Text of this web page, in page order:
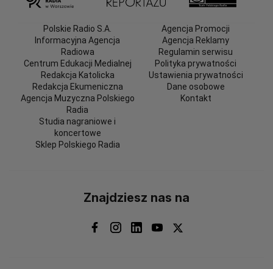
Polskie Radio S.A.
Informacyjna Agencja
Radiowa
Centrum Edukacji Medialnej
Redakcja Katolicka
Redakcja Ekumeniczna
Agencja Muzyczna Polskiego
Radia
Studia nagraniowe i
koncertowe
Sklep Polskiego Radia
Agencja Promocji
Agencja Reklamy
Regulamin serwisu
Polityka prywatności
Ustawienia prywatności
Dane osobowe
Kontakt
Znajdziesz nas na